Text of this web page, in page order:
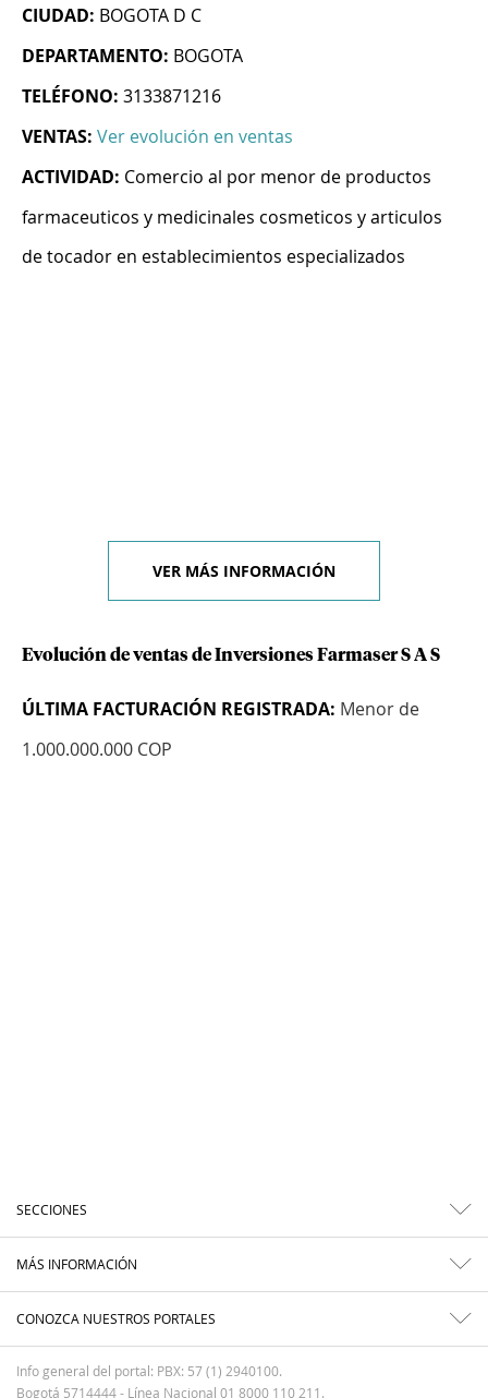
CIUDAD: BOGOTA D C
DEPARTAMENTO: BOGOTA
TELÉFONO: 3133871216
VENTAS: Ver evolución en ventas
ACTIVIDAD: Comercio al por menor de productos
farmaceuticos y medicinales cosmeticos y articulos
de tocador en establecimientos especializados
VER MÁS INFORMACIÓN
Evolución de ventas de Inversiones Farmaser S A S
ÚLTIMA FACTURACIÓN REGISTRADA: Menor de
1.000.000.000 COP
SECCIONES
MÁS INFORMACIÓN
CONOZCA NUESTROS PORTALES
Info general del portal: PBX: 57 (1) 2940100.
Bogotá 5714444 - Línea Nacional 01 8000 110 211.